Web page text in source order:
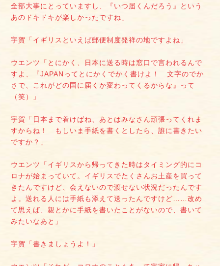
全部大事にとっていますし、『いつ届くんだろう』という
あのドキドキが楽しかったですね」
宇賀「イギリスといえば郵便制度発祥の地ですよね」
ウエンツ「とにかく、日本に送る時は窓口で言われるんで
すよ、『JAPANってとにかくでかく書けよ！ 文字のでか
さで、これがどの国に届くか変わってくるからな』って
（笑）」
宇賀「日本まで着けばね、あとはみなさん頑張ってくれま
すからね！ もしいま手紙を書くとしたら、誰に書きたい
ですか？」
ウエンツ「イギリスから帰ってきた時はタイミング的にコ
ロナが始まっていて。イギリスでたくさんお土産を買って
きたんですけど、会えないので渡せない状況だったんです
よ。送れる人には手紙も添えて送ったんですけど……改め
て思えば、親とかに手紙を書いたことがないので、書いて
みたいなあと」
宇賀「書きましょうよ！」